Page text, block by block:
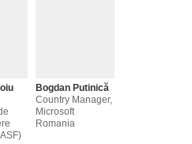
Bogdan Putinică
Country Manager,
Microsoft
Romania